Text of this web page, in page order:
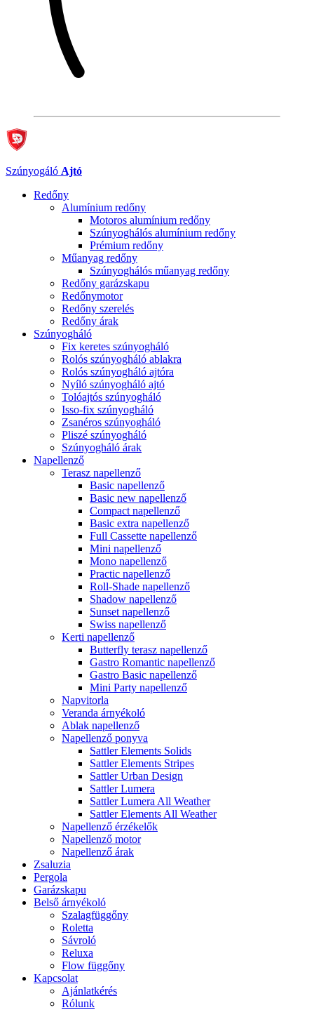
Szúnyogáló Ajtó
Redőny
Alumínium redőny
Motoros alumínium redőny
Szúnyoghálós alumínium redőny
Prémium redőny
Műanyag redőny
Szúnyoghálós műanyag redőny
Redőny garázskapu
Redőnymotor
Redőny szerelés
Redőny árak
Szúnyogháló
Fix keretes szúnyogháló
Rolós szúnyogháló ablakra
Rolós szúnyogháló ajtóra
Nyíló szúnyogháló ajtó
Tolóajtós szúnyogháló
Isso-fix szúnyogháló
Zsanéros szúnyogháló
Pliszé szúnyogháló
Szúnyogháló árak
Napellenző
Terasz napellenző
Basic napellenző
Basic new napellenző
Compact napellenző
Basic extra napellenző
Full Cassette napellenző
Mini napellenző
Mono napellenző
Practic napellenző
Roll-Shade napellenző
Shadow napellenző
Sunset napellenző
Swiss napellenző
Kerti napellenző
Butterfly terasz napellenző
Gastro Romantic napellenző
Gastro Basic napellenző
Mini Party napellenző
Napvitorla
Veranda árnyékoló
Ablak napellenző
Napellenző ponyva
Sattler Elements Solids
Sattler Elements Stripes
Sattler Urban Design
Sattler Lumera
Sattler Lumera All Weather
Sattler Elements All Weather
Napellenző érzékelők
Napellenző motor
Napellenző árak
Zsaluzia
Pergola
Garázskapu
Belső árnyékoló
Szalagfüggőny
Roletta
Sávroló
Reluxa
Flow függőny
Kapcsolat
Ajánlatkérés
Rólunk